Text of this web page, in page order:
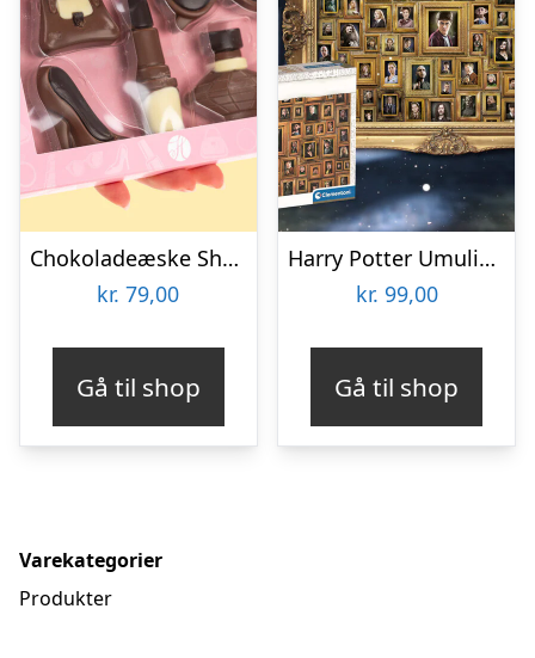
Chokoladeæske Shopping
kr. 79,00
Gå til shop
Harry Potter Umulig Puslespil
kr. 99,00
Gå til shop
Varekategorier
Produkter